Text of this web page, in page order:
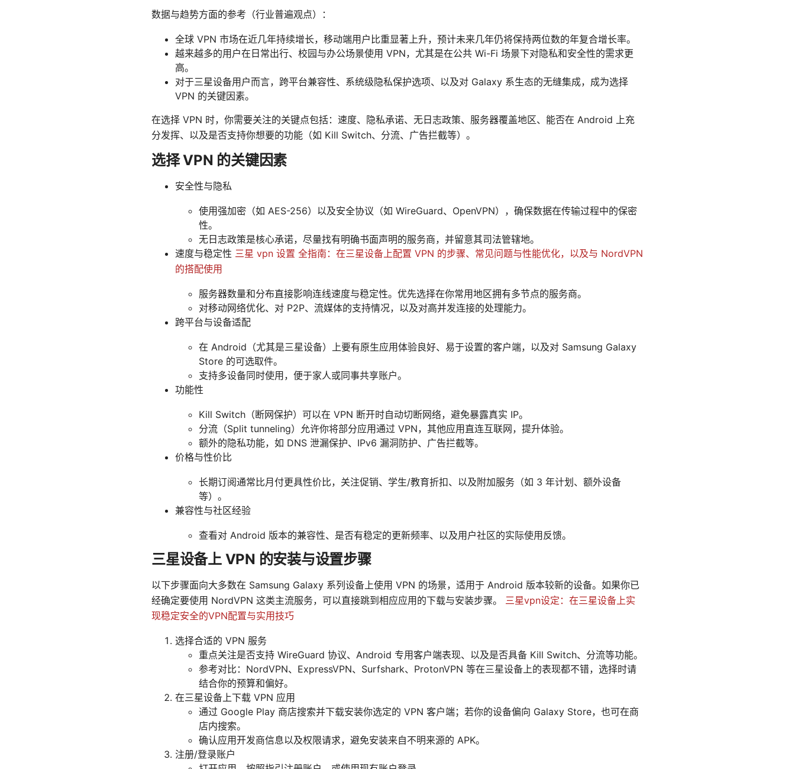
数据与趋势方面的参考（行业普遍观点）：
全球 VPN 市场在近几年持续增长，移动端用户比重显著上升，预计未来几年仍将保持两位数的年复合增长率。
越来越多的用户在日常出行、校园与办公场景使用 VPN，尤其是在公共 Wi-Fi 场景下对隐私和安全性的需求更
高。
对于三星设备用户而言，跨平台兼容性、系统级隐私保护选项、以及对 Galaxy 系生态的无缝集成，成为选择
VPN 的关键因素。
在选择 VPN 时，你需要关注的关键点包括：速度、隐私承诺、无日志政策、服务器覆盖地区、能否在 Android 上充
分发挥、以及是否支持你想要的功能（如 Kill Switch、分流、广告拦截等）。
选择 VPN 的关键因素
安全性与隐私
使用强加密（如 AES-256）以及安全协议（如 WireGuard、OpenVPN），确保数据在传输过程中的保密
性。
无日志政策是核心承诺，尽量找有明确书面声明的服务商，并留意其司法管辖地。
速度与稳定性 三星 vpn 设置 全指南：在三星设备上配置 VPN 的步骤、常见问题与性能优化，以及与 NordVPN
的搭配使用
服务器数量和分布直接影响连线速度与稳定性。优先选择在你常用地区拥有多节点的服务商。
对移动网络优化、对 P2P、流媒体的支持情况，以及对高并发连接的处理能力。
跨平台与设备适配
在 Android（尤其是三星设备）上要有原生应用体验良好、易于设置的客户端，以及对 Samsung Galaxy
Store 的可选取件。
支持多设备同时使用，便于家人或同事共享账户。
功能性
Kill Switch（断网保护）可以在 VPN 断开时自动切断网络，避免暴露真实 IP。
分流（Split tunneling）允许你将部分应用通过 VPN，其他应用直连互联网，提升体验。
额外的隐私功能，如 DNS 泄漏保护、IPv6 漏洞防护、广告拦截等。
价格与性价比
长期订阅通常比月付更具性价比，关注促销、学生/教育折扣、以及附加服务（如 3 年计划、额外设备
等）。
兼容性与社区经验
查看对 Android 版本的兼容性、是否有稳定的更新频率、以及用户社区的实际使用反馈。
三星设备上 VPN 的安装与设置步骤
以下步骤面向大多数在 Samsung Galaxy 系列设备上使用 VPN 的场景，适用于 Android 版本较新的设备。如果你已
经确定要使用 NordVPN 这类主流服务，可以直接跳到相应应用的下载与安装步骤。 三星vpn设定：在三星设备上实
现稳定安全的VPN配置与实用技巧
选择合适的 VPN 服务
重点关注是否支持 WireGuard 协议、Android 专用客户端表现、以及是否具备 Kill Switch、分流等功能。
参考对比：NordVPN、ExpressVPN、Surfshark、ProtonVPN 等在三星设备上的表现都不错，选择时请
结合你的预算和偏好。
在三星设备上下载 VPN 应用
通过 Google Play 商店搜索并下载安装你选定的 VPN 客户端；若你的设备偏向 Galaxy Store，也可在商
店内搜索。
确认应用开发商信息以及权限请求，避免安装来自不明来源的 APK。
注册/登录账户